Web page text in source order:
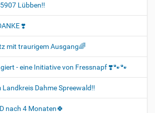
Lübben‼️
❣️
mit traurigem Ausgang🌈
- eine Initiative von Fressnapf ❣️🐾🐾
Dahme Spreewald‼️
nach 4 Monaten🍀